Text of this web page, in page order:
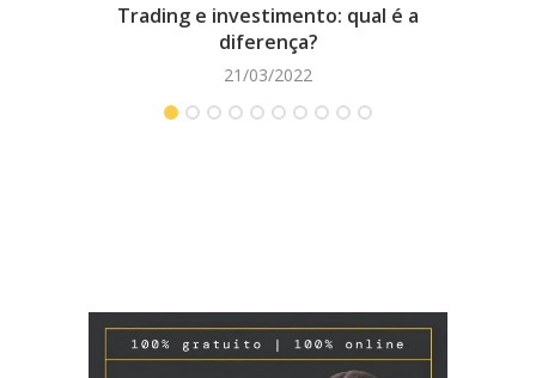
Trading e investimento: qual é a
diferença?
21/03/2022